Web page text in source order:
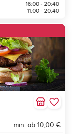
16:00 - 20:40
11:00 - 20:40
min. ab 10,00 €